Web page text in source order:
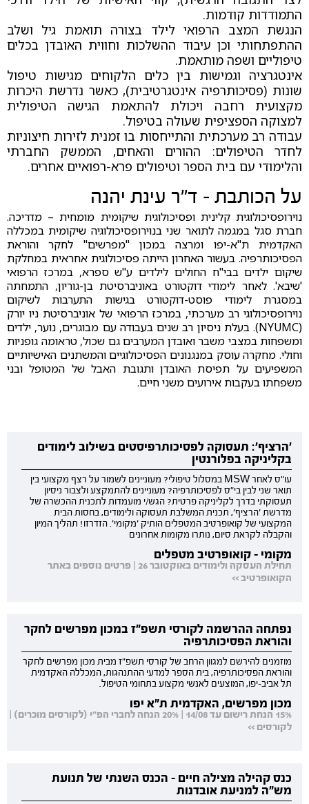
התמודדות קודמות.
הנגשת המצב הרפואי לילד בצורה תואמת גיל ושלב
ההתפתחותי וכן עיבוד ההשלכות וחווית האובדן בכלים
טיפוליים ושפה מותאמת.
אינטגרציה וגמישות בין כלים הלקוחים מגישות טיפול
שונות (פסיכותרפיה אינטגרטיבית), כאשר נדרשת היכרות
מקצועית רחבה ויכולת להתאמת הגישה הטיפולית
למצוקה הספציפית שעולה בטיפול.
עבודה רב מערכתית והתייחסות בו זמנית לזירות חיצוניות
לחדר הטיפולים: ההורים והאחים, הממשק החברתי
והלימודי עם בית הספר וטיפולים פרא-רפואיים אחרים.
על הכותבת – ד"ר עינת יהנה
נוירופסיכולוגית קלינית ופסיכולוגית שיקומית מומחית – מדריכה.
חברת סגל במגמה לתואר שני בנוירופסיכולוגיה שיקומית במכללה
האקדמית ת"א-יפו ומרצה במכון "מפרשים" לחקר והוראת
הפסיכותרפיה. בעשור האחרון הייתה פסיכולוגית אחראית במחלקת
שיקום ילדים בבי"ח החולים לילדים ע"ש ספרא, במרכז הרפואי
'שיבא'. לאחר לימודי דוקטורט באוניברסיטת בן-גוריון, התמחתה
במסגרת לימודי פוסט-דוקטורט בגישות התערבות לשיקום
נוירופסיכולוגי רב מערכתי, במרכז הרפואי של אוניברסיטת ניו יורק
(NYUMC). בעלת ניסיון רב שנים בעבודה עם מבוגרים, נוער, ילדים
ומשפחות במצבי משבר ואובדן המערבים גם שכול, טראומה גופניות
וחולי. מחקרה עוסק במנגנונים הפסיכולוגיים והמשתנים האישיותיים
המשפיעים על תפיסת האובדן ותגובת האבל של המטופל ובני
משפחתו בעקבות אירועים משני חיים.
'הרציף': תעסוקה לפסיכותרפיסטים בשילוב לימודים
בקליניקה בפלורנטין
עו"ס לאחר MSW במסלול טיפולי? מעוניינים לשמור על רצף מקצועי בין
תואר שני לבין בי"ס לפסיכותרפיה? מעוניינים להתמקצע ולצבור ניסיון
תעסוקתי בדרך לקליניקה פרטית? הגש/י מועמדות לתכנית ההכשרה של
מדרשת 'הרציף', תכנית המשלבת תעסוקה ולימודים, בחסות הבית
המקצועי של קואופרטיב המטפלים הותיק 'מקומי'. הזדרזו! תהליך המיון
והקבלה לקראת סיום, נותרו מקומות אחרונים
מקומי - קואופרטיב מטפלים
תחילת העסקה ולימודים באוקטובר 26 | פרטים נוספים באתר
הקואופרטיב >>
נפתחה ההרשמה לקורסי תשפ"ז במכון מפרשים לחקר
והוראת הפסיכותרפיה
מוזמנים להירשם למגוון הרחב של קורסי תשפ"ז מבית מכון מפרשים לחקר
והוראת הפסיכותרפיה, בית הספר למדעי ההתנהגות, המכללה האקדמית
תל אביב-יפו, המוצעים לאנשי מקצוע בתחומי הטיפול.
מכון מפרשים, האקדמית ת"א יפו
15% הנחת רישום עד 14/08 | 20% הנחה לחברי הפ"י (לקורסים מוכרים) |
לקורסים >>
כנס קהילה מצילה חיים - הכנס השנתי של תנועת
מש"ה למניעת אובדנות